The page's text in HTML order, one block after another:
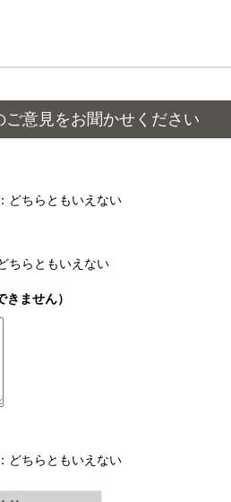
意見をお聞かせください
どちらともいえない
ちらともいえない
ません）
どちらともいえない